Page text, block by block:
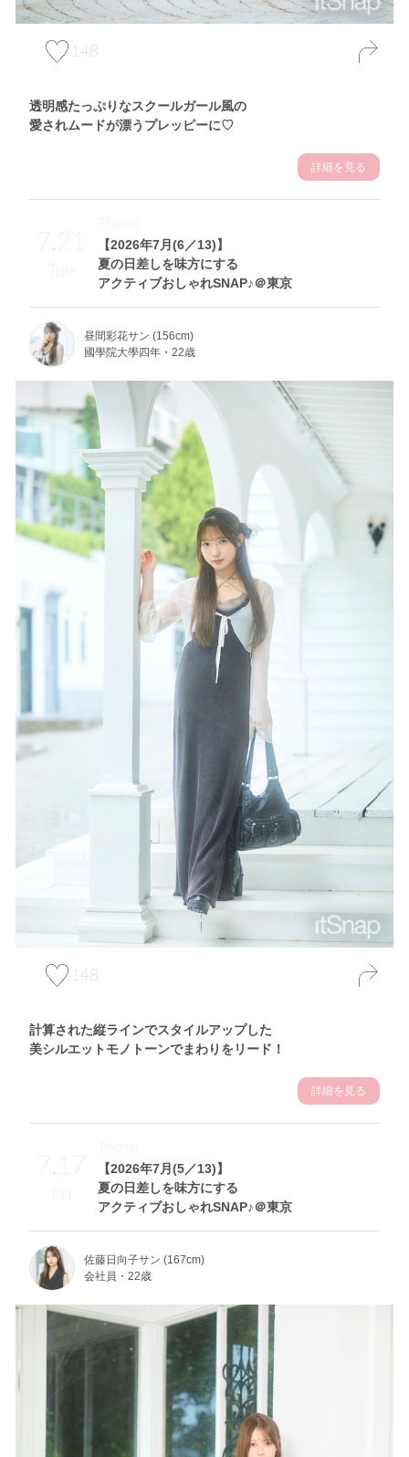
148
透明感たっぷりなスクールガール風の
愛されムードが漂うプレッピーに♡
詳細を見る
7.21
Tue
【2026年7月(6／13)】
夏の日差しを味方にする
アクティブおしゃれSNAP♪＠東京
Theme
昼間彩花サン (156cm)
國學院大學四年・22歳
148
計算された縦ラインでスタイルアップした
美シルエットモノトーンでまわりをリード！
詳細を見る
7.17
Fri
【2026年7月(5／13)】
夏の日差しを味方にする
アクティブおしゃれSNAP♪＠東京
Theme
佐藤日向子サン (167cm)
会社員・22歳